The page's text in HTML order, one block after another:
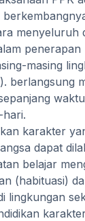
menyeluruh
penerapan
masing
berlangsung
hari.
karakter
dapat
belajar
(habituasi)
lingkungan